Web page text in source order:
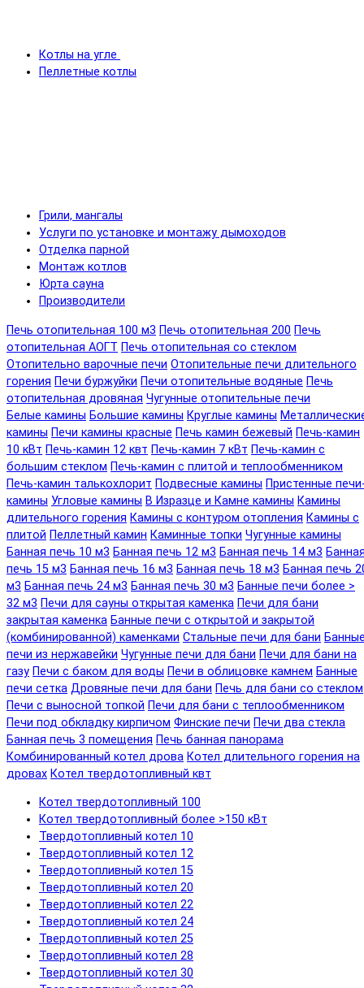
Котлы на угле
Пеллетные котлы
Грили, мангалы
Услуги по установке и монтажу дымоходов
Отделка парной
Монтаж котлов
Юрта сауна
Производители
Печь отопительная 100 м3 Печь отопительная 200 Печь
отопительная АОГТ Печь отопительная со стеклом
Отопительно варочные печи Отопительные печи длительного
горения Печи буржуйки Печи отопительные водяные Печь
отопительная дровяная Чугунные отопительные печи
Белые камины Большие камины Круглые камины
камины Печи камины красные Печь камин бежевый Печь-камин
10 кВт Печь-камин 12 квт Печь-камин 7 кВт Печь-камин с
большим стеклом Печь-камин с плитой и теплообменником
Печь-камин талькохлорит Подвесные камины Пристенные
камины Угловые камины В Изразце и Камне камины Камины
длительного горения Камины с контуром отопления Камины с
плитой Пеллетный камин Каминные топки Чугунные камины
Банная печь 10 м3 Банная печь 12 м3 Банная печь 14 м3
печь 15 м3 Банная печь 16 м3 Банная печь 18 м3 Банная печь
м3 Банная печь 24 м3 Банная печь 30 м3 Банные печи более >
32 м3 Печи для сауны открытая каменка Печи для бани
закрытая каменка Банные печи с открытой и закрытой
(комбинированной) каменками Стальные печи для бани
печи из нержавейки Чугунные печи для бани Печи для бани на
газу Печи с баком для воды Печи в облицовке камнем Банные
печи сетка Дровяные печи для бани Печь для бани со стеклом
Печи с выносной топкой Печи для бани с теплообменником
Печи под обкладку кирпичом Финские печи Печи два стекла
Банная печь 3 помещения Печь банная панорама
Комбинированный котел дрова Котел длительного горения на
дровах Котел твердотопливный квт
Котел твердотопливный 100
Котел твердотопливный более >150 кВт
Твердотопливный котел 10
Твердотопливный котел 12
Твердотопливный котел 15
Твердотопливный котел 20
Твердотопливный котел 22
Твердотопливный котел 24
Твердотопливный котел 25
Твердотопливный котел 28
Твердотопливный котел 30